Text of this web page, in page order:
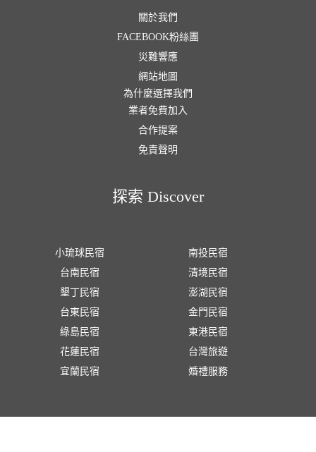
關於我們
FACEBOOK粉絲團
災難響應
網站地圖
為什麼選擇我們
業者免費加入
合作提案
免責聲明
探索 Discover
小琉球民宿
台南民宿
墾丁民宿
台東民宿
綠島民宿
花蓮民宿
宜蘭民宿
南投民宿
清境民宿
澎湖民宿
金門民宿
東港民宿
台灣旅遊
婚禮服務